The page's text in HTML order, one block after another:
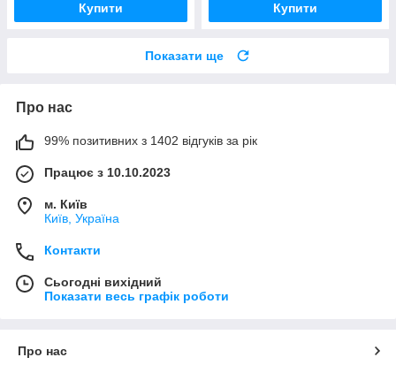
Купити Купити
Показати ще
Про нас
99% позитивних з 1402 відгуків за рік
Працює з 10.10.2023
м. Київ
Київ, Україна
Контакти
Сьогодні вихідний
Показати весь графік роботи
Про нас